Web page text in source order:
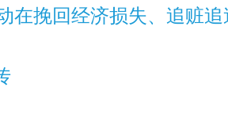
在挽回经济损失、追赃